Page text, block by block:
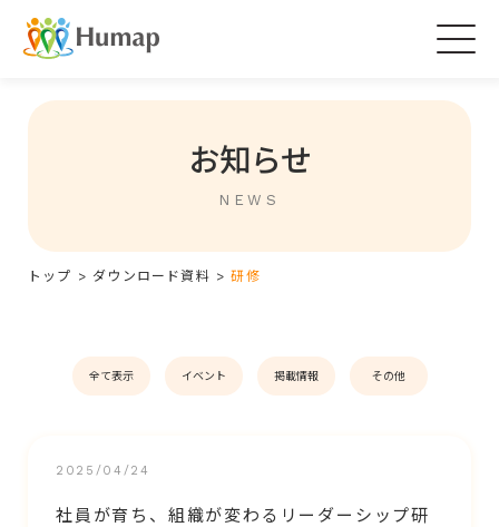
お知らせ
NEWS
トップ > ダウンロード資料 >研修
全て表示 イベント 掲載情報 その他
2025/04/24
社員が育ち、組織が変わるリーダーシップ研